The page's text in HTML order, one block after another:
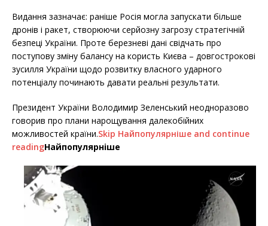
Видання зазначає: раніше Росія могла запускати більше
дронів і ракет, створюючи серйозну загрозу стратегічній
безпеці України. Проте березневі дані свідчать про
поступову зміну балансу на користь Києва – довгострокові
зусилля України щодо розвитку власного ударного
потенціалу починають давати реальні результати.
Президент України Володимир Зеленський неодноразово
говорив про плани нарощування далекобійних
можливостей країни.Skip Найпопулярніше and continue
readingНайпопулярніше